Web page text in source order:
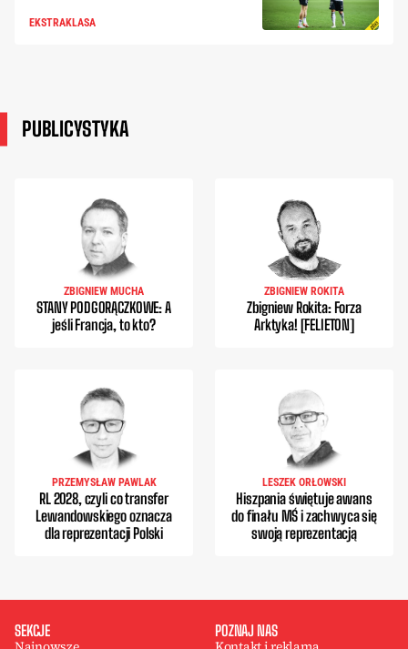
EKSTRAKLASA
PUBLICYSTYKA
ZBIGNIEW MUCHA
STANY PODGORĄCZKOWE: A
jeśli Francja, to kto?
ZBIGNIEW ROKITA
Zbigniew Rokita: Forza
Arktyka! [FELIETON]
PRZEMYSŁAW PAWLAK
RL 2028, czyli co transfer
Lewandowskiego oznacza
dla reprezentacji Polski
LESZEK ORŁOWSKI
Hiszpania świętuje awans
do finału MŚ i zachwyca się
swoją reprezentacją
SEKCJE POZNAJ NAS